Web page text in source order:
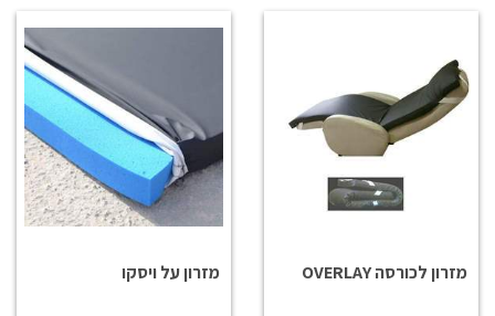
מזרון לכורסה OVERLAY מזרון על ויסקו